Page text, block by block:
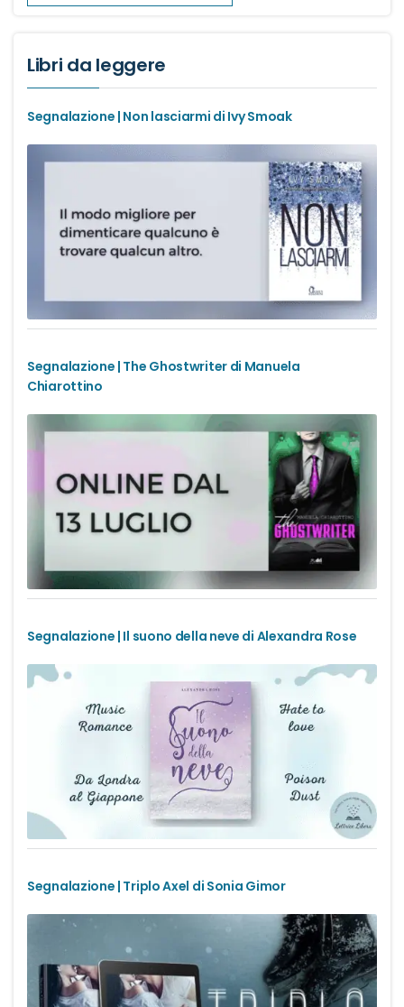
Libri da leggere
Segnalazione | Non lasciarmi di Ivy Smoak
Segnalazione | The Ghostwriter di Manuela
Chiarottino
Segnalazione | Il suono della neve di Alexandra Rose
Segnalazione | Triplo Axel di Sonia Gimor